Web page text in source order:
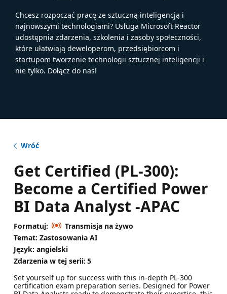
Chcesz rozpocząć pracę ze sztuczną inteligencją i
najnowszymi technologiami? Usługa Microsoft Reactor
udostępnia zdarzenia, szkolenia i zasoby społeczności,
które ułatwiają deweloperom, przedsiębiorcom i
startupom tworzenie technologii sztucznej inteligencji i
nie tylko. Dołącz do nas!
Wróć
Get Certified (PL-300):
Become a Certified Power
BI Data Analyst -APAC
Formatuj:
Transmisja na żywo
Temat: Zastosowania AI
Język: angielski
Zdarzenia w tej serii: 5
Set yourself up for success with this in-depth PL-300
certification exam preparation series. Designed for Power